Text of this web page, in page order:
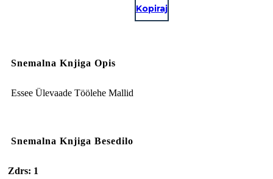
Kopiraj
Snemalna Knjiga Opis
Essee Ülevaade Töölehe Mallid
Snemalna Knjiga Besedilo
Zdrs: 1